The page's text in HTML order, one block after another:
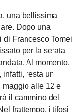
una bellissima
Dopo una
di Francesco Tomei
per la serata
Al momento,
infatti, resta un
maggio alle 12 e
il cammino del
frattempo, i tifosi